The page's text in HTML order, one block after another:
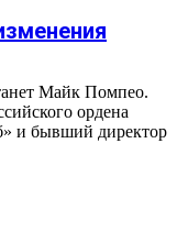
Майк Помпео.
ордена
и бывший директор